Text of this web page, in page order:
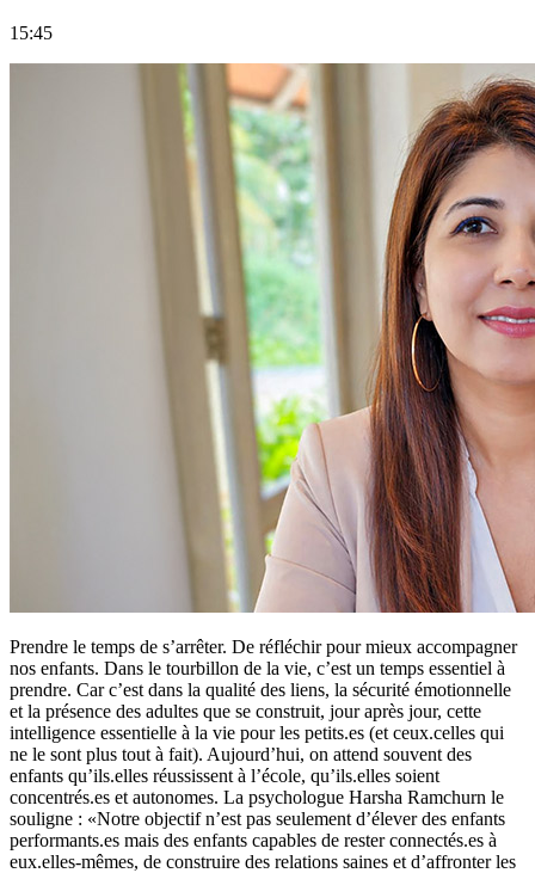
15:45
Prendre le temps de s’arrêter. De réfléchir pour mieux accompagner
nos enfants. Dans le tourbillon de la vie, c’est un temps essentiel à
prendre. Car c’est dans la qualité des liens, la sécurité émotionnelle
et la présence des adultes que se construit, jour après jour, cette
intelligence essentielle à la vie pour les petits.es (et ceux.celles qui
ne le sont plus tout à fait). Aujourd’hui, on attend souvent des
enfants qu’ils.elles réussissent à l’école, qu’ils.elles soient
concentrés.es et autonomes. La psychologue Harsha Ramchurn le
souligne : «Notre objectif n’est pas seulement d’élever des enfants
performants.es mais des enfants capables de rester connectés.es à
eux.elles-mêmes, de construire des relations saines et d’affronter les